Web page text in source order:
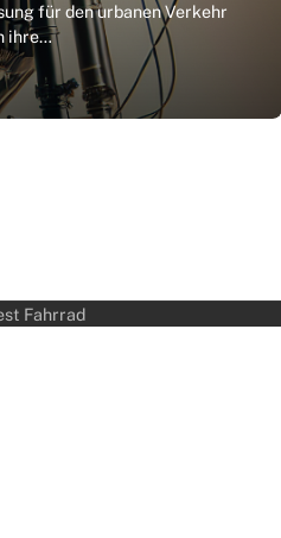
für den urbanen Verkehr
ihre…
Fahrrad